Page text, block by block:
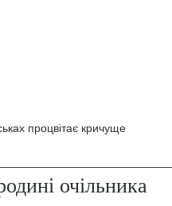
процвітає кричуще
очільника